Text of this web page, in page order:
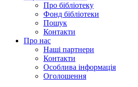
Про бібліотеку
Фонд бібліотеки
Пошук
Контакти
Про нас
Наші партнери
Контакти
Особлива інформація
Оголошення